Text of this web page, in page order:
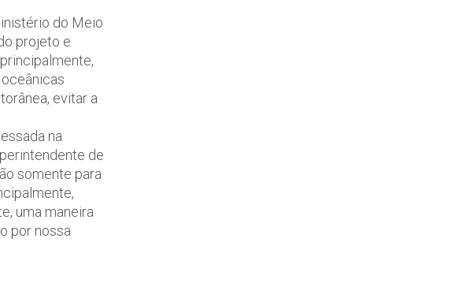
do Meio
projeto e
evitar a
na
de
somente para
uma maneira
por nossa